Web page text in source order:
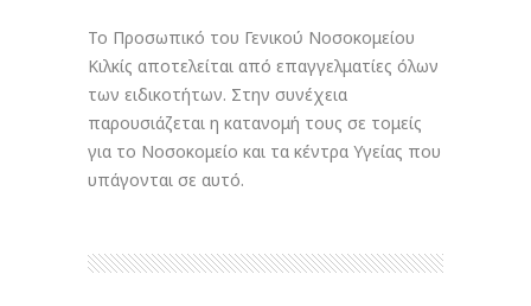
Το Προσωπικό του Γενικού Νοσοκομείου
Κιλκίς αποτελείται από επαγγελματίες όλων
των ειδικοτήτων. Στην συνέχεια
παρουσιάζεται η κατανομή τους σε τομείς
για το Νοσοκομείο και τα κέντρα Υγείας που
υπάγονται σε αυτό.